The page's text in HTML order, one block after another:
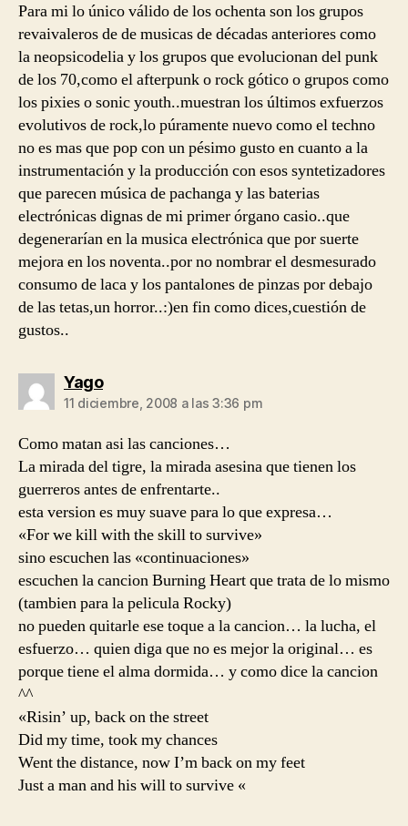
Para mi lo único válido de los ochenta son los grupos
revaivaleros de de musicas de décadas anteriores como
la neopsicodelia y los grupos que evolucionan del punk
de los 70,como el afterpunk o rock gótico o grupos como
los pixies o sonic youth..muestran los últimos exfuerzos
evolutivos de rock,lo púramente nuevo como el techno
no es mas que pop con un pésimo gusto en cuanto a la
instrumentación y la producción con esos syntetizadores
que parecen música de pachanga y las baterias
electrónicas dignas de mi primer órgano casio..que
degenerarían en la musica electrónica que por suerte
mejora en los noventa..por no nombrar el desmesurado
consumo de laca y los pantalones de pinzas por debajo
de las tetas,un horror..:)en fin como dices,cuestión de
gustos..
Yagodice:
11 diciembre, 2008 a las 3:36 pm
Como matan asi las canciones…
La mirada del tigre, la mirada asesina que tienen los
guerreros antes de enfrentarte..
esta version es muy suave para lo que expresa…
«For we kill with the skill to survive»
sino escuchen las «continuaciones»
escuchen la cancion Burning Heart que trata de lo mismo
(tambien para la pelicula Rocky)
no pueden quitarle ese toque a la cancion… la lucha, el
esfuerzo… quien diga que no es mejor la original… es
porque tiene el alma dormida… y como dice la cancion
^^
«Risin’ up, back on the street
Did my time, took my chances
Went the distance, now I’m back on my feet
Just a man and his will to survive «